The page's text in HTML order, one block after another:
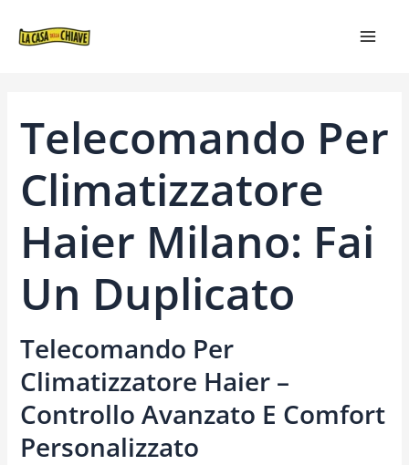
Telecomando Per
Climatizzatore
Haier Milano: Fai
Un Duplicato
Telecomando Per
Climatizzatore Haier –
Controllo Avanzato E Comfort
Personalizzato
ARTICOLI